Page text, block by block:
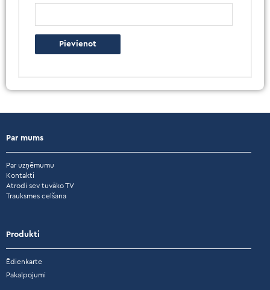
Par mums
Par uzņēmumu
Kontakti
Atrodi sev tuvāko TV
Trauksmes celšana
Produkti
Ēdienkarte
Pakalpojumi